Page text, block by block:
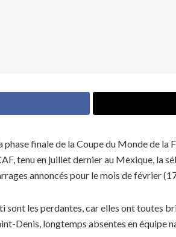
finale de la Coupe du Monde de
tenu en juillet dernier au Mexique, la
annoncés pour le mois de février
les perdantes, car elles ont toutes
Denis, longtemps absentes en équipe